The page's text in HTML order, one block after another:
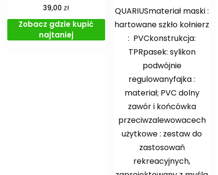
39,00zł
Zobacz gdzie kupić
najtaniej
QUARIUSmateriał maski :
hartowane szkło kołnierz
: PVCkonstrukcja:
TPRpasek: sylikon
podwójnie
regulowanyfajka :
materiał; PVC dolny
zawór i końcówka
przeciwzalewowacech
użytkowe : zestaw do
zastosowań
rekreacyjnych,